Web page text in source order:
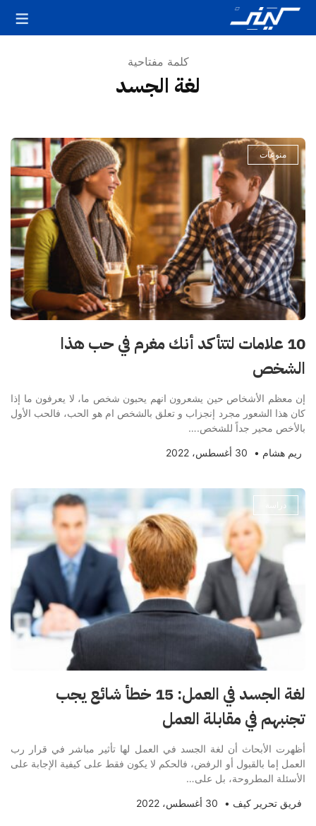
كلمة مفتاحية
لغة الجسد
منوعات
10 علامات لتتأكد أنك مغرم في حب هذا
الشخص
إن معظم الأشخاص حين يشعرون انهم يحبون شخص ما، لا يعرفون ما إذا
كان هذا الشعور مجرد إنجزاب و تعلق بالشخص ام هو الحب، فالحب الأول
بالأخص محير جداً للشخص.…
ريم هشام • 30 أغسطس، 2022
دراسة
لغة الجسد في العمل: 15 خطأ شائع يجب
تجنبهم في مقابلة العمل
أظهرت الأبحاث أن لغة الجسد في العمل لها تأثير مباشر في قرار رب
العمل إما بالقبول أو الرفض، فالحكم لا يكون فقط على كيفية الإجابة على
الأسئلة المطروحة، بل على…
فريق تحرير كيف • 30 أغسطس، 2022